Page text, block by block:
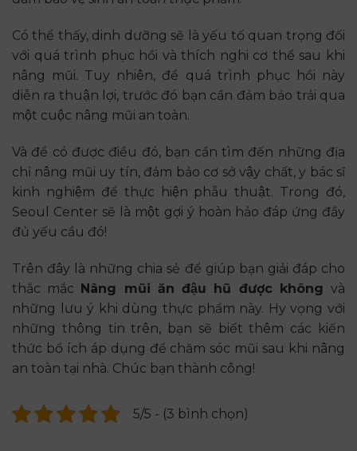
Có thể thấy, dinh dưỡng sẽ là yếu tố quan trọng đối
với quá trình phục hồi và thích nghi cơ thể sau khi
nâng mũi. Tuy nhiên, để quá trình phục hồi này
diễn ra thuận lợi, trước đó bạn cần đảm bảo trải qua
một cuộc nâng mũi an toàn.
Và để có được điều đó, bạn cần tìm đến những địa
chỉ nâng mũi uy tín, đảm bảo cơ sở vậy chất, y bác sĩ
kinh nghiệm để thực hiện phẫu thuật. Trong đó,
Seoul Center sẽ là một gợi ý hoàn hảo đáp ứng đầy
đủ yếu cầu đó!
Trên đây là những chia sẻ để giúp bạn giải đáp cho
thắc mắc Nâng mũi ăn đậu hũ được khôngvà
những lưu ý khi dùng thực phẩm này. Hy vọng với
những thông tin trên, bạn sẽ biết thêm các kiến
thức bổ ích áp dụng để chăm sóc mũi sau khi nâng
an toàn tại nhà. Chúc bạn thành công!
5/5 - (3 bình chọn)